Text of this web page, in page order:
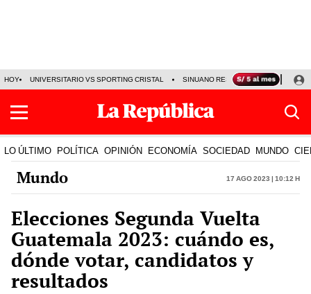
HOY UNIVERSITARIO VS SPORTING CRISTAL SINUANO RESULTADOS HOY
LO ÚLTIMO POLÍTICA OPINIÓN ECONOMÍA SOCIEDAD MUNDO
Mundo 17 Ago 2023 | 10:12 h
Elecciones Segunda Vuelta
Guatemala 2023: cuándo es,
dónde votar, candidatos y
resultados